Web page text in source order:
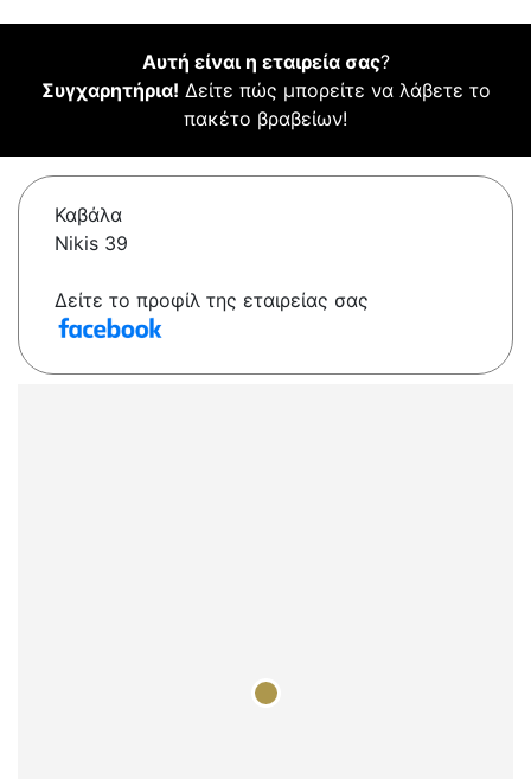
Αυτή είναι η εταιρεία σας?
Συγχαρητήρια! Δείτε πώς μπορείτε να λάβετε το
πακέτο βραβείων!
Καβάλα
Nikis 39
Δείτε το προφίλ της εταιρείας σας